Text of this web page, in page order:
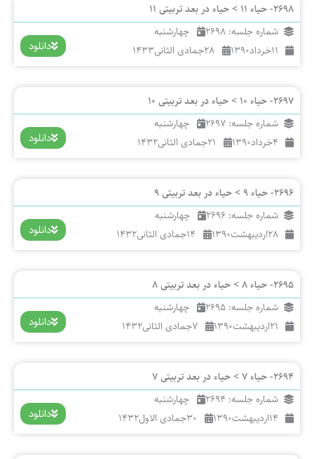
2698- حیاء 11 > حیاء در بعد تربیتی 11
شماره جلسه: 2698
چهارشنبه
11خرداد1390
28جمادی الثانی1433 دانلود
2697- حیاء 10 > حیاء در بعد تربیتی 10
شماره جلسه: 2697
چهارشنبه
4خرداد1390
21جمادی الثانی1432 دانلود
2696- حیاء 9 > حیاء در بعد تربیتی 9
شماره جلسه: 2696
چهارشنبه
28اردیبهشت1390
14جمادی الثانی1432 دانلود
2695- حیاء 8 > حیاء در بعد تربیتی 8
شماره جلسه: 2695
چهارشنبه
21اردیبهشت1390
7جمادی الثانی1432 دانلود
2694- حیاء 7 > حیاء در بعد تربیتی 7
شماره جلسه: 2694
چهارشنبه
14اردیبهشت1390
30جمادی الاول1432 دانلود